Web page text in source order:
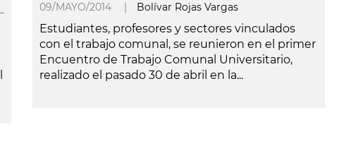
09/MAYO/2014 | Bolívar Rojas Vargas
Estudiantes, profesores y sectores vinculados
con el trabajo comunal, se reunieron en el primer
Encuentro de Trabajo Comunal Universitario,
realizado el pasado 30 de abril en la...